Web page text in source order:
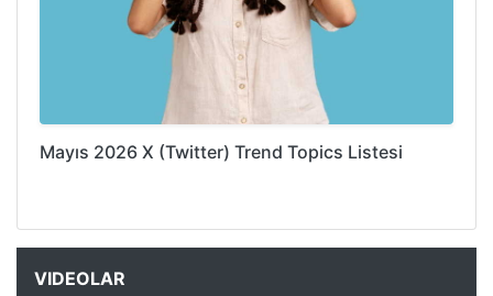
Mayıs 2026 X (Twitter) Trend Topics Listesi
VIDEOLAR